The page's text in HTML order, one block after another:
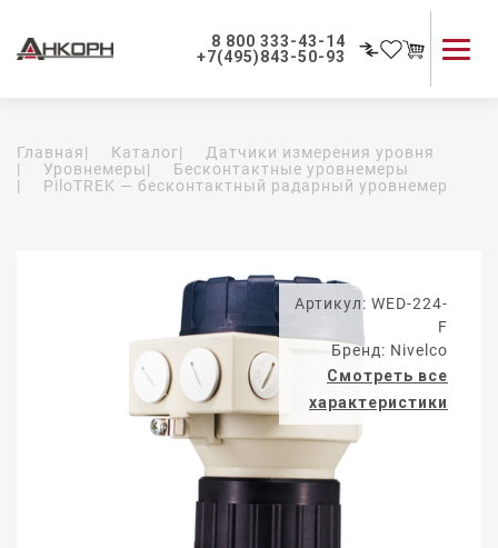
8 800 333-43-14
+7(495)843-50-93
Применение приборов
Как мы работаем
Главная| Каталог|
Датчики измерения уровня
|
Уровнемеры|
Бесконтактные уровнемеры
|
PiloTREK — бесконтактный радарный уровнемер
Артикул: WED-224-
F
Бренд: Nivelco
Смотреть все
характеристики